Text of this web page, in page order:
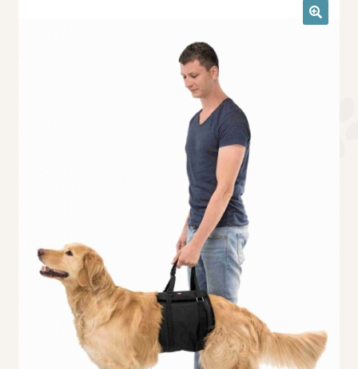
Φροντίδα – Είδη Υγιεινής